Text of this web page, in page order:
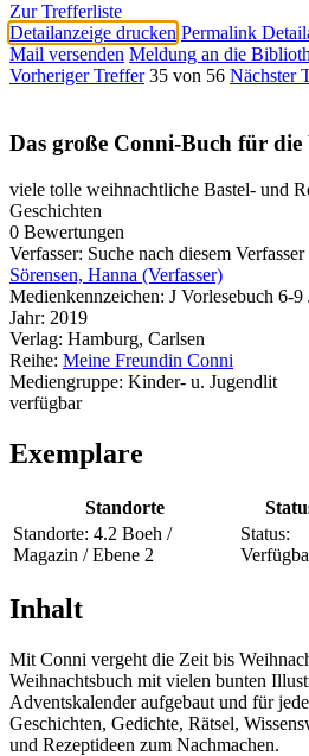
Zur Trefferliste
Detailanzeige drucken Permalink
Mail versenden Meldung an die
Vorheriger Treffer 35 von 56 Nächster
Das große Conni-Buch für die
viele tolle weihnachtliche Bastel- und
Geschichten
0 Bewertungen
Verfasser: Suche nach diesem Verfasser
Sörensen, Hanna (Verfasser)
Medienkennzeichen: J Vorlesebuch 6-9
Jahr: 2019
Verlag: Hamburg, Carlsen
Reihe: Meine Freundin Conni
Mediengruppe: Kinder- u. Jugendlit
verfügbar
Exemplare
Standorte
Standorte: 4.2 Boeh /
Magazin / Ebene 2
Status:
Inhalt
Mit Conni vergeht die Zeit bis
Weihnachtsbuch mit vielen bunten
Adventskalender aufgebaut und für
Geschichten, Gedichte, Rätsel,
und Rezeptideen zum Nachmachen.